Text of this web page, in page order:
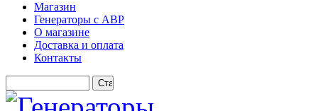
Магазин
Генераторы с АВР
О магазине
Доставка и оплата
Контакты